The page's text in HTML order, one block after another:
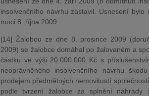
insolvenčního návrhu zastavil. Usnesení
moci 8. října 2009.
[14] Žalobou ze dne 8. prosince 2009
2009) se žalobce domáhal po žalovaném a
částku ve výši 20.000.000 Kč s
neoprávněného insolvenčního návrhu
prodejem předmětných nemovitostí
podle tvrzení žalobce za splnění náhrady